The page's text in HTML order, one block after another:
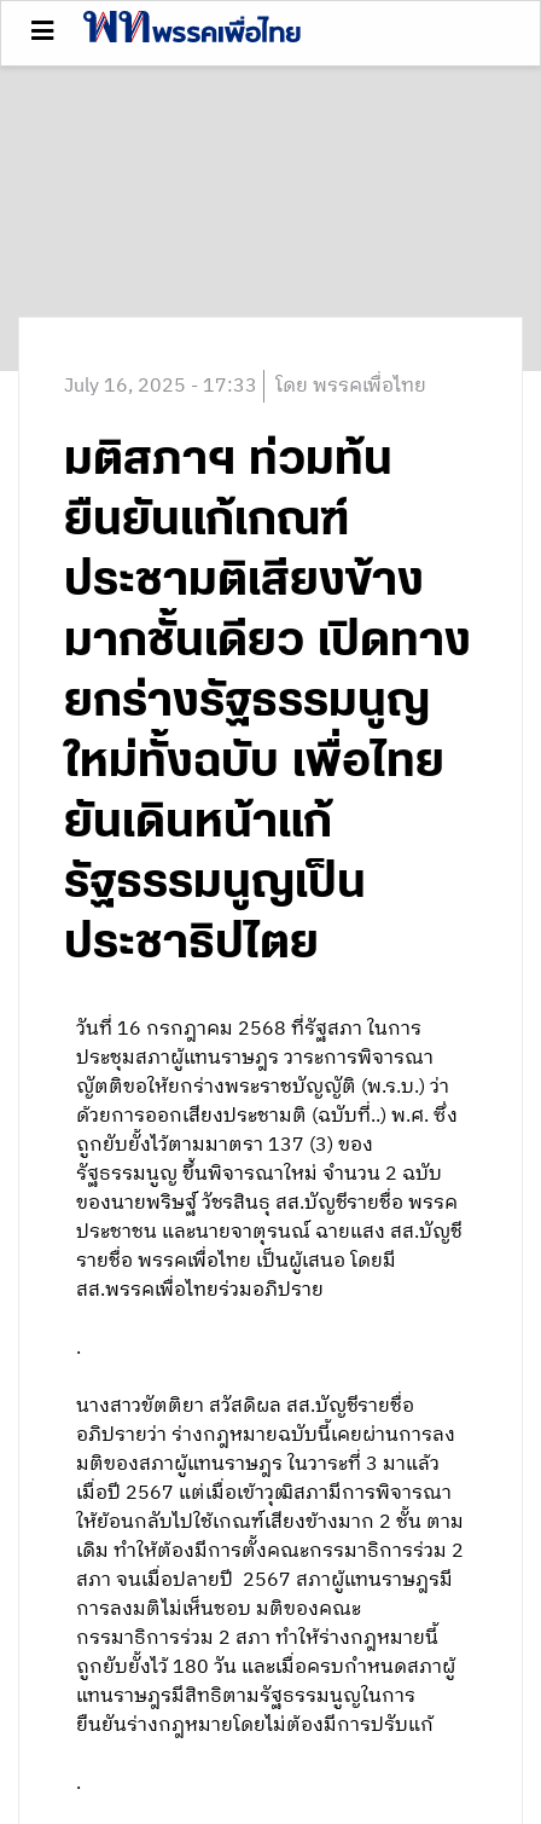
July 16, 2025 - 17:33 โดย พรรคเพื่อไทย
มติสภาฯ ท่วมท้น
ยืนยันแก้เกณฑ์
ประชามติเสียงข้าง
มากชั้นเดียว เปิดทาง
ยกร่างรัฐธรรมนูญ
ใหม่ทั้งฉบับ เพื่อไทย
ยันเดินหน้าแก้
รัฐธรรมนูญเป็น
ประชาธิปไตย
วันที่ 16 กรกฎาคม 2568 ที่รัฐสภา ในการ
ประชุมสภาผู้แทนราษฎร วาระการพิจารณา
ญัตติขอให้ยกร่างพระราชบัญญัติ (พ.ร.บ.) ว่า
ด้วยการออกเสียงประชามติ (ฉบับที่..) พ.ศ. ซึ่ง
ถูกยับยั้งไว้ตามมาตรา 137 (3) ของ
รัฐธรรมนูญ ขึ้นพิจารณาใหม่ จำนวน 2 ฉบับ
ของนายพริษฐ์ วัชรสินธุ สส.บัญชีรายชื่อ พรรค
ประชาชน และนายจาตุรนณ์ ฉายแสง สส.บัญชี
รายชื่อ พรรคเพื่อไทย เป็นผู้เสนอ โดยมี
สส.พรรคเพื่อไทยร่วมอภิปราย
.
นางสาวขัตติยา สวัสดิผล สส.บัญชีรายชื่อ
อภิปรายว่า ร่างกฎหมายฉบับนี้เคยผ่านการลง
มติของสภาผู้แทนราษฎร ในวาระที่ 3 มาแล้ว
เมื่อปี 2567 แต่เมื่อเข้าวุฒิสภามีการพิจารณา
ให้ย้อนกลับไปใช้เกณฑ์เสียงข้างมาก 2 ชั้น ตาม
เดิม ทำให้ต้องมีการตั้งคณะกรรมาธิการร่วม 2
สภา จนเมื่อปลายปี 2567 สภาผู้แทนราษฎรมี
การลงมติไม่เห็นชอบ มติของคณะ
กรรมาธิการร่วม 2 สภา ทำให้ร่างกฎหมายนี้
ถูกยับยั้งไว้ 180 วัน และเมื่อครบกำหนดสภาผู้
แทนราษฎรมีสิทธิตามรัฐธรรมนูญในการ
ยืนยันร่างกฎหมายโดยไม่ต้องมีการปรับแก้
.